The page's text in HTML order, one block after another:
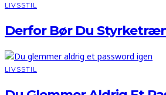
LIVSSTIL
Derfor Bør Du
LIVSSTIL